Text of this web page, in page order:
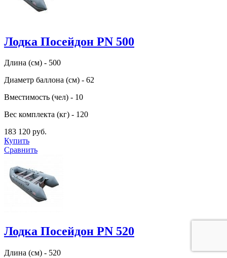
Лодка Посейдон PN 500
Длина (см) - 500
Диаметр баллона (см) - 62
Вместимость (чел) - 10
Вес комплекта (кг) - 120
183 120 руб.
Купить
Сравнить
Лодка Посейдон PN 520
Длина (см) - 520